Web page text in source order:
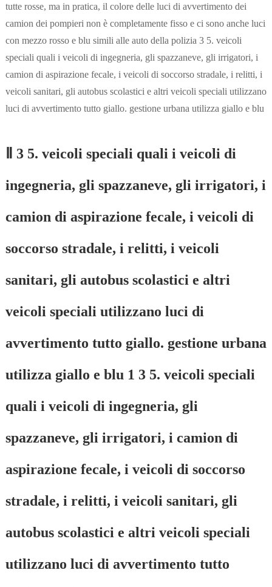
tutte rosse, ma in pratica, il colore delle luci di avvertimento dei
camion dei pompieri non è completamente fisso e ci sono anche luci
con mezzo rosso e blu simili alle auto della polizia 3 5. veicoli
speciali quali i veicoli di ingegneria, gli spazzaneve, gli irrigatori, i
camion di aspirazione fecale, i veicoli di soccorso stradale, i relitti, i
veicoli sanitari, gli autobus scolastici e altri veicoli speciali utilizzano
luci di avvertimento tutto giallo. gestione urbana utilizza giallo e blu
Ⅱ 3 5. veicoli speciali quali i veicoli di
ingegneria, gli spazzaneve, gli irrigatori, i
camion di aspirazione fecale, i veicoli di
soccorso stradale, i relitti, i veicoli
sanitari, gli autobus scolastici e altri
veicoli speciali utilizzano luci di
avvertimento tutto giallo. gestione urbana
utilizza giallo e blu 1 3 5. veicoli speciali
quali i veicoli di ingegneria, gli
spazzaneve, gli irrigatori, i camion di
aspirazione fecale, i veicoli di soccorso
stradale, i relitti, i veicoli sanitari, gli
autobus scolastici e altri veicoli speciali
utilizzano luci di avvertimento tutto